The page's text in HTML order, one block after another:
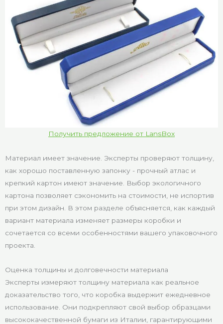
Получить предложение от LansBox
Материал имеет значение. Эксперты проверяют толщину,
как хорошо поставленную запонку - прочный атлас и
крепкий картон имеют значение. Выбор экологичного
картона позволяет сэкономить на стоимости, не испортив
при этом дизайн. В этом разделе объясняется, как каждый
вариант материала изменяет размеры коробки и
сочетается со всеми особенностями вашего упаковочного
проекта.
Оценка толщины и долговечности материала
Эксперты измеряют толщину материала как реальное
доказательство того, что коробка выдержит ежедневное
использование. Они подкрепляют свой выбор образцами
высококачественной бумаги из Италии, гарантирующими